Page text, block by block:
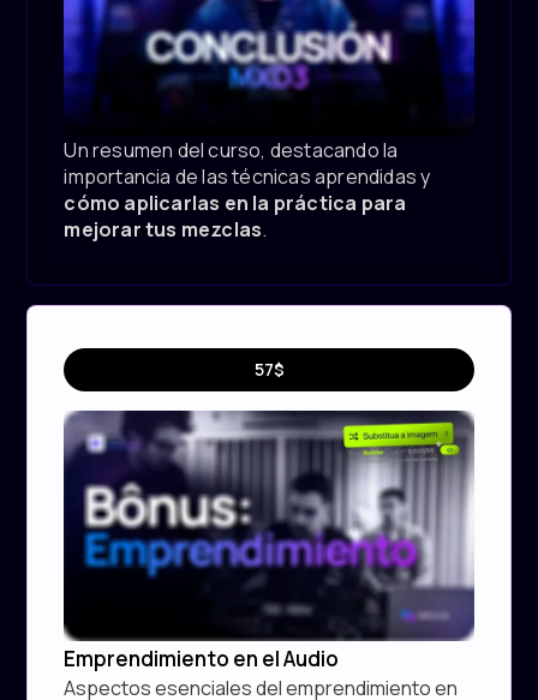
Un resumen del curso, destacando la
importancia de las técnicas aprendidas y
cómo aplicarlas en la práctica para
mejorar tus mezclas.
Curso
Extra
57$
Emprendimiento en el Audio
Aspectos esenciales del emprendimiento en